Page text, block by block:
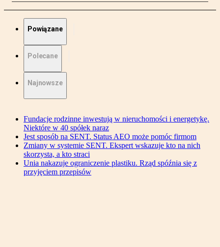
Powiązane
Polecane
Najnowsze
Fundacje rodzinne inwestują w nieruchomości i energetykę.
Niektóre w 40 spółek naraz
Jest sposób na SENT. Status AEO może pomóc firmom
Zmiany w systemie SENT. Ekspert wskazuje kto na nich
skorzysta, a kto straci
Unia nakazuje ograniczenie plastiku. Rząd spóźnia się z
przyjęciem przepisów